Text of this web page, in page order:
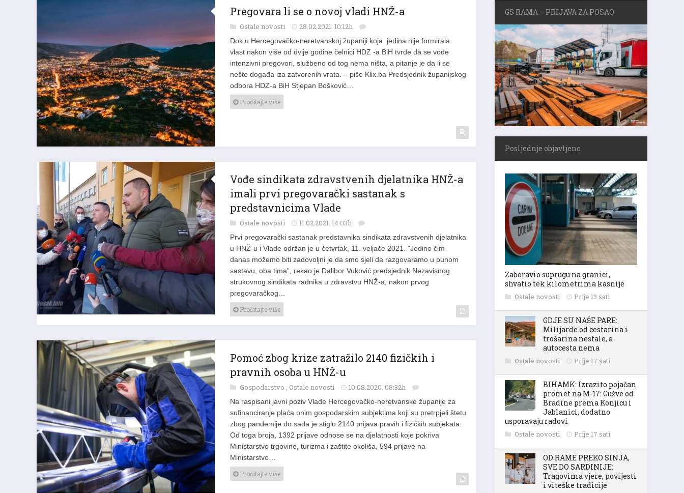
Pregovara li se o novoj vladi HNŽ-a
Ostale novosti 28.02.2021. 10:12h
Dok u Hercegovačko-neretvanskoj županiji koja jedina nije formirala
vlast nakon više od dvije godine čelnici HDZ -a BiH tvrde da se vode
intenzivni pregovori, službeno od tog nema ništa, a pitanje je da li se
nešto događa iza zatvorenih vrata. – piše Klix.ba Predsjednik županijskog
odbora HDZ-a BiH Stjepan Bošković…
Pročitajte više
Vođe sindikata zdravstvenih djelatnika HNŽ-a
imali prvi pregovarački sastanak s
predstavnicima Vlade
Ostale novosti 11.02.2021. 14:03h
Prvi pregovarački sastanak predstavnika sindikata zdravstvenih djelatnika
u HNŽ-u i Vlade održan je u četvrtak, 11. veljače 2021. ”Jedino čim
danas možemo biti zadovoljni je da smo sjeli da razgovaramo u punom
sastavu, oba tima”, rekao je Dalibor Vuković predsjednik Nezavisnog
strukovnog sindikata radnika u zdravstvu HNŽ-a, nakon prvog
pregovaračkog…
Pročitajte više
Pomoć zbog krize zatražilo 2140 fizičkih i
pravnih osoba u HNŽ-u
Gospodarstvo , Ostale novosti 10.08.2020. 08:32h
Na raspisani javni poziv Vlade Hercegovačko-neretvanske županije za
sufinanciranje plaća onim gospodarskim subjektima koji su pretrpjeli štetu
zbog pandemije do sada je stiglo 2140 prijava pravih i fizičkih subjekata.
Od toga broja, 1392 prijave odnose se na djelatnosti koje pokriva
Ministarstvo trgovine, turizma i zaštite okoliša, 594 prijave na
Ministarstvo…
Pročitajte više
GS RAMA – PRIJAVA ZA POSAO
Posljednje objavljeno
Zaboravio suprugu na granici,
shvatio tek kilometrima kasnije
Ostale novosti Prije 13 sati
GDJE SU NAŠE PARE:
Milijarde od cestarina i
trošarina nestale, a
autocesta nema
Ostale novosti Prije 17 sati
BIHAMK: Izrazito pojačan
promet na M-17: Gužve od
Bradine prema Konjicu i
Jablanici, dodatno
usporavaju radovi
Ostale novosti Prije 17 sati
OD RAME PREKO SINJA,
SVE DO SARDINIJE:
Tragovima vjere, povijesti
i viteške tradicije